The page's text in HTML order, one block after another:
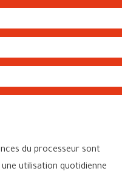
du processeur sont
utilisation quotidienne